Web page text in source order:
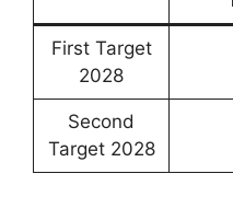
First Target
2028
Second
Target 2028